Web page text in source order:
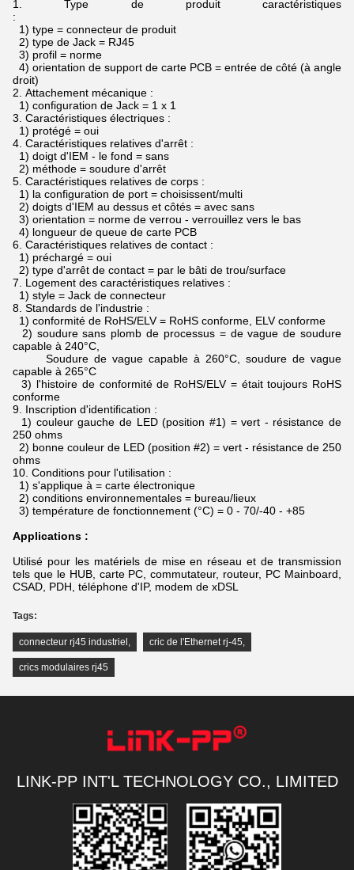
1.Type de produit caractéristiques
:
1) type = connecteur de produit
2) type de Jack = RJ45
3) profil = norme
4) orientation de support de carte PCB = entrée de côté (à angle
droit)
2. Attachement mécanique :
1) configuration de Jack = 1 x 1
3. Caractéristiques électriques :
1) protégé = oui
4. Caractéristiques relatives d'arrêt :
1) doigt d'IEM - le fond = sans
2) méthode = soudure d'arrêt
5. Caractéristiques relatives de corps :
1) la configuration de port = choisissent/multi
2) doigts d'IEM au dessus et côtés = avec sans
3) orientation = norme de verrou - verrouillez vers le bas
4) longueur de queue de carte PCB
6. Caractéristiques relatives de contact :
1) préchargé = oui
2) type d'arrêt de contact = par le bâti de trou/surface
7. Logement des caractéristiques relatives :
1) style = Jack de connecteur
8. Standards de l'industrie :
1) conformité de RoHS/ELV = RoHS conforme, ELV conforme
2) soudure sans plomb de processus = de vague de soudure
capable à 240°C,
Soudure de vague capable à 260°C, soudure de vague
capable à 265°C
3) l'histoire de conformité de RoHS/ELV = était toujours RoHS
conforme
9. Inscription d'identification :
1) couleur gauche de LED (position #1) = vert - résistance de
250 ohms
2) bonne couleur de LED (position #2) = vert - résistance de 250
ohms
10. Conditions pour l'utilisation :
1) s'applique à = carte électronique
2) conditions environnementales = bureau/lieux
3) température de fonctionnement (°C) = 0 - 70/-40 - +85
Applications :
Utilisé pour les matériels de mise en réseau et de transmission
tels que le HUB, carte PC, commutateur, routeur, PC Mainboard,
CSAD, PDH, téléphone d'IP, modem de xDSL
Tags:
connecteur rj45 industriel , cric de l'Ethernet rj-45,
crics modulaires rj45
LINK-PP INT'L TECHNOLOGY CO., LIMITED